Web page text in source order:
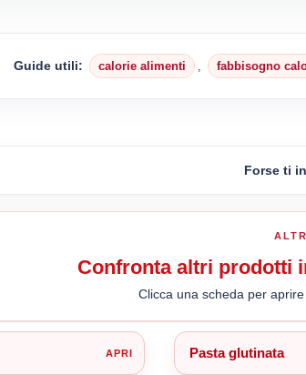
Guide utili: calorie alimenti fabbisogno
Forse ti
Confronta altri prodotti
Clicca una scheda per
Pasta glutinata